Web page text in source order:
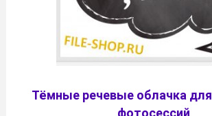
Тёмные речевые облачка
фотосессий